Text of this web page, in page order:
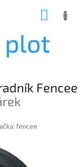
Fencee
fencee